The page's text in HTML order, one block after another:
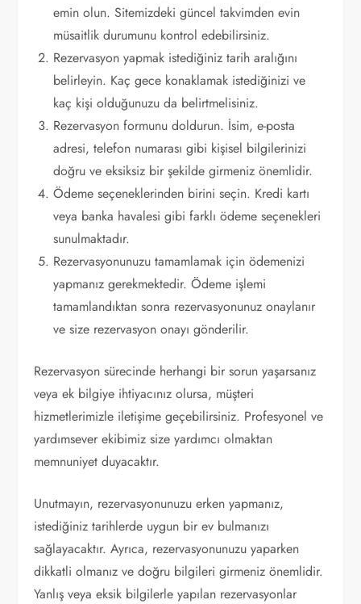
emin olun. Sitemizdeki güncel takvimden evin
müsaitlik durumunu kontrol edebilirsiniz.
Rezervasyon yapmak istediğiniz tarih aralığını
belirleyin. Kaç gece konaklamak istediğinizi ve
kaç kişi olduğunuzu da belirtmelisiniz.
Rezervasyon formunu doldurun. İsim, e-posta
adresi, telefon numarası gibi kişisel bilgilerinizi
doğru ve eksiksiz bir şekilde girmeniz önemlidir.
Ödeme seçeneklerinden birini seçin. Kredi kartı
veya banka havalesi gibi farklı ödeme seçenekleri
sunulmaktadır.
Rezervasyonunuzu tamamlamak için ödemenizi
yapmanız gerekmektedir. Ödeme işlemi
tamamlandıktan sonra rezervasyonunuz onaylanır
ve size rezervasyon onayı gönderilir.
Rezervasyon sürecinde herhangi bir sorun yaşarsanız
veya ek bilgiye ihtiyacınız olursa, müşteri
hizmetlerimizle iletişime geçebilirsiniz. Profesyonel ve
yardımsever ekibimiz size yardımcı olmaktan
memnuniyet duyacaktır.
Unutmayın, rezervasyonunuzu erken yapmanız,
istediğiniz tarihlerde uygun bir ev bulmanızı
sağlayacaktır. Ayrıca, rezervasyonunuzu yaparken
dikkatli olmanız ve doğru bilgileri girmeniz önemlidir.
Yanlış veya eksik bilgilerle yapılan rezervasyonlar